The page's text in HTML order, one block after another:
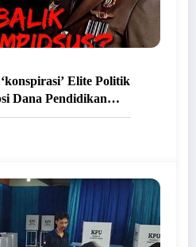
Elite Politik
Dana Pendidikan